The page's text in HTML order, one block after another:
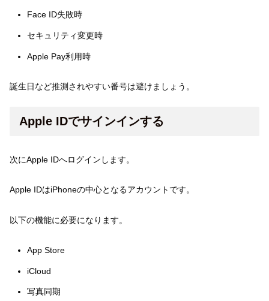
Face ID失敗時
セキュリティ変更時
Apple Pay利用時
誕生日など推測されやすい番号は避けましょう。
Apple IDでサインインする
次にApple IDへログインします。
Apple IDはiPhoneの中心となるアカウントです。
以下の機能に必要になります。
App Store
iCloud
写真同期